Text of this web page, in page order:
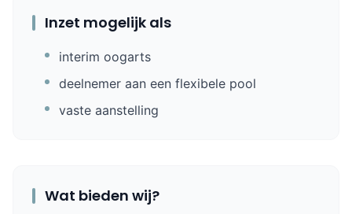
Inzet mogelijk als
interim oogarts
deelnemer aan een flexibele pool
vaste aanstelling
Wat bieden wij?